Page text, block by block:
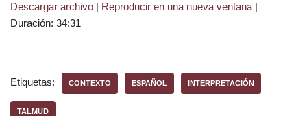
p
r
u
Descargar archivo | Reproducir en una nueva ventana |
Duración: 34:31
Etiquetas: CONTEXTO ESPAÑOL INTERPRETACIÓN
TALMUD